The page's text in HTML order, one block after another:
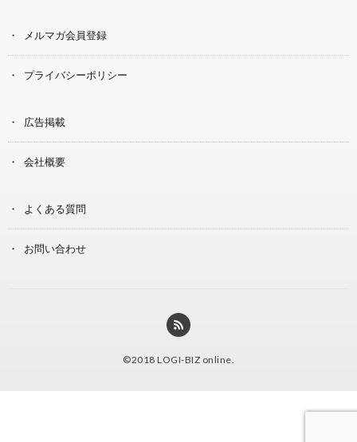
メルマガ会員登録
プライバシーポリシー
広告掲載
会社概要
よくある質問
お問い合わせ
©2018 LOGI-BIZ online